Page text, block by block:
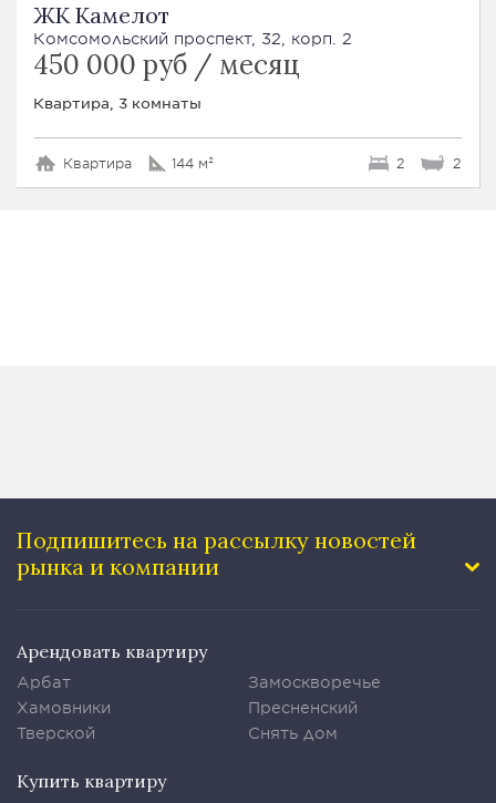
ЖК Камелот
Комсомольский проспект, 32, корп. 2
450 000 руб / месяц
Квартира, 3 комнаты
Квартира 144 м² 2 2
Подпишитесь на рассылку новостей
рынка и компании
Арендовать квартиру
Арбат
Хамовники
Тверской
Замоскворечье
Пресненский
Снять дом
Купить квартиру